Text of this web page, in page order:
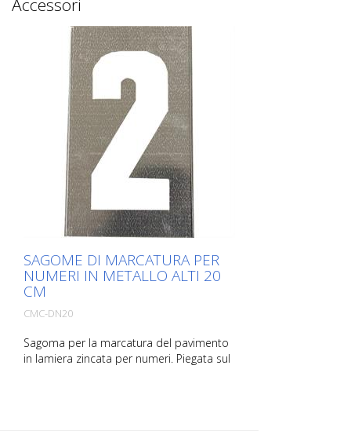
Accessori
SAGOME DI MARCATURA PER
NUMERI IN METALLO ALTI 20
CM
CMC-DN20
Sagoma per la marcatura del pavimento
in lamiera zincata per numeri. Piegata sul